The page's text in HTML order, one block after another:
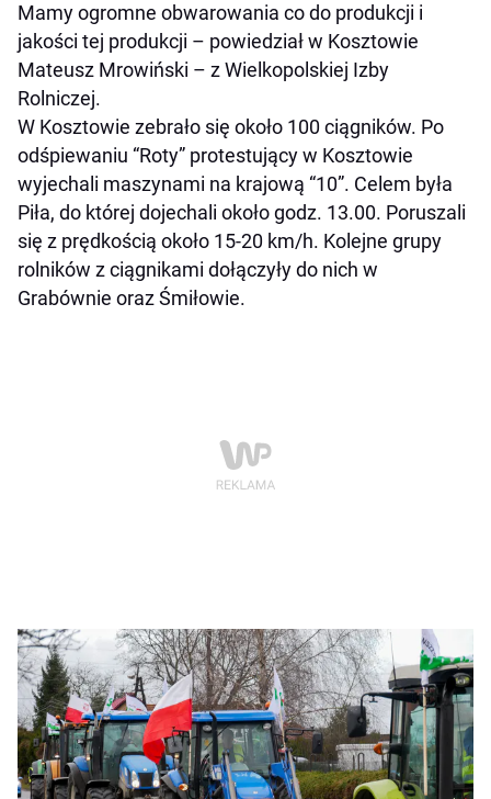
Mamy ogromne obwarowania co do produkcji i
jakości tej produkcji – powiedział w Kosztowie
Mateusz Mrowiński – z Wielkopolskiej Izby
Rolniczej.
W Kosztowie zebrało się około 100 ciągników. Po
odśpiewaniu “Roty” protestujący w Kosztowie
wyjechali maszynami na krajową “10”. Celem była
Piła, do której dojechali około godz. 13.00. Poruszali
się z prędkością około 15-20 km/h. Kolejne grupy
rolników z ciągnikami dołączyły do nich w
Grabównie oraz Śmiłowie.